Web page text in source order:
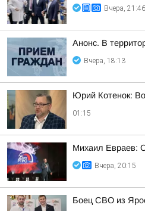
Вчера, 21:46
Анонс. В
Вчера, 18:13
Юрий Котенок:
01:15
Михаил Евраев:
Вчера, 20:15
Боец СВО из